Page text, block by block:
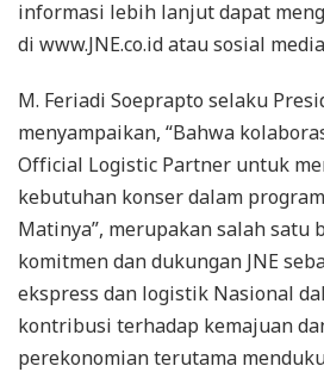
informasi lebih lanjut dapat
di www.JNE.co.id atau sosial media
M. Feriadi Soeprapto selaku
menyampaikan, “Bahwa
Official Logistic Partner untuk
kebutuhan konser dalam program
Matinya”, merupakan salah satu
komitmen dan dukungan JNE
ekspress dan logistik Nasional
kontribusi terhadap kemajuan
perekonomian terutama